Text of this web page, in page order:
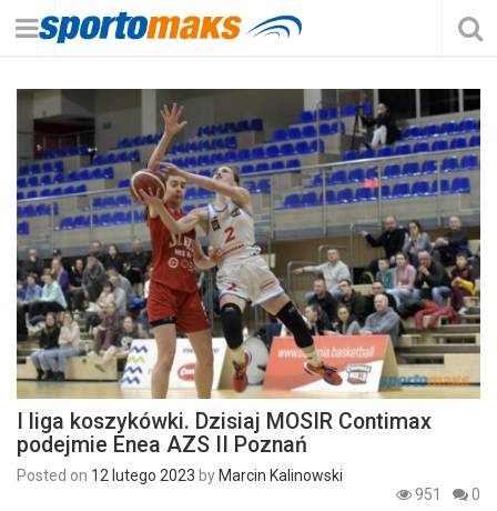
I liga koszykówki. Dzisiaj MOSIR Contimax
podejmie Enea AZS II Poznań
Posted on 12 lutego 2023 by Marcin Kalinowski
951
0